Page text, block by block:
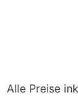
Alle Preise